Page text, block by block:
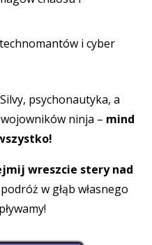
i cyber
psychonautyka, a
ninja – mind
wreszcie stery nad
w głąb własnego